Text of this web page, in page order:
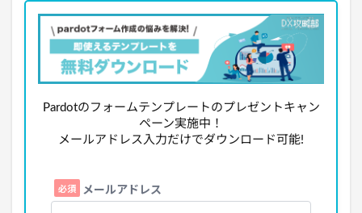
Pardotのフォームテンプレートのプレゼントキャン
ペーン実施中！
メールアドレス入力だけでダウンロード可能!